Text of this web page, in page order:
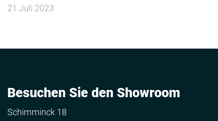
21 Juli 2023
Besuchen Sie den Showroom
Schimminck 18